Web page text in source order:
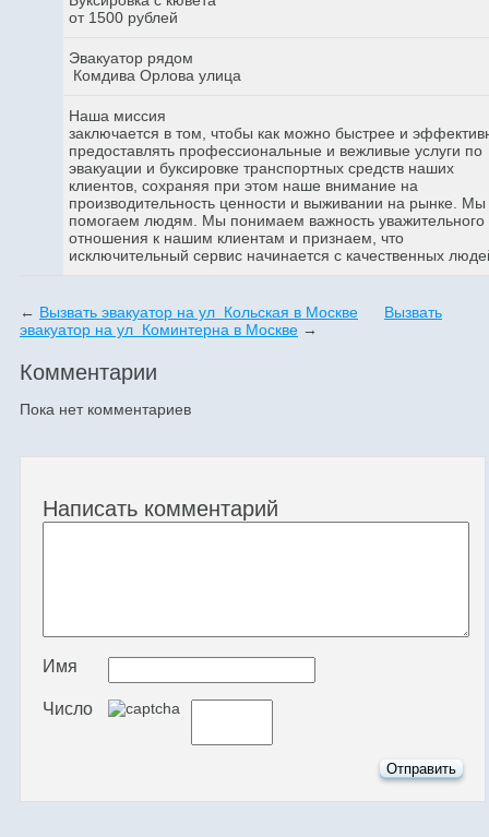
от 1500 рублей
Эвакуатор рядом
Комдива Орлова улица
Наша миссия
заключается в том, чтобы как можно быстрее и
предоставлять профессиональные и вежливые услуги по
эвакуации и буксировке транспортных средств наших
клиентов, сохраняя при этом наше внимание на
производительность ценности и выживании на рынке. Мы
помогаем людям. Мы понимаем важность уважительного
отношения к нашим клиентам и признаем, что
исключительный сервис начинается с качественных
← Вызвать эвакуатор на ул Кольская в Москве
Вызвать
эвакуатор на ул Коминтерна в Москве →
Комментарии
Пока нет комментариев
Написать комментарий
Имя
Число